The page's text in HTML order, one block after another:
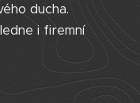
ducha.
i firemní